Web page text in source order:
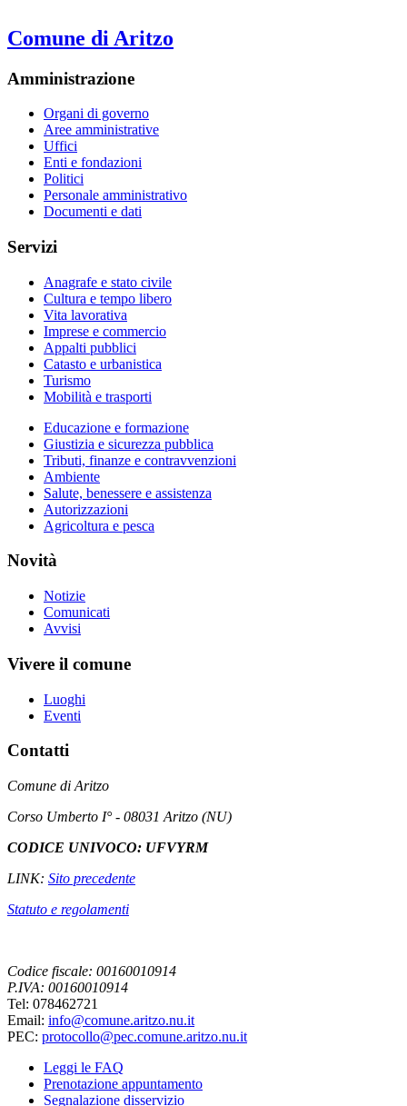
Comune di Aritzo
Amministrazione
Organi di governo
Aree amministrative
Uffici
Enti e fondazioni
Politici
Personale amministrativo
Documenti e dati
Servizi
Anagrafe e stato civile
Cultura e tempo libero
Vita lavorativa
Imprese e commercio
Appalti pubblici
Catasto e urbanistica
Turismo
Mobilità e trasporti
Educazione e formazione
Giustizia e sicurezza pubblica
Tributi, finanze e contravvenzioni
Ambiente
Salute, benessere e assistenza
Autorizzazioni
Agricoltura e pesca
Novità
Notizie
Comunicati
Avvisi
Vivere il comune
Luoghi
Eventi
Contatti
Comune di Aritzo
Corso Umberto I° - 08031 Aritzo (NU)
CODICE UNIVOCO: UFVYRM
LINK: Sito precedente
Statuto e regolamenti
Codice fiscale: 00160010914
P.IVA: 00160010914
Tel: 078462721
Email: info@comune.aritzo.nu.it
PEC: protocollo@pec.comune.aritzo.nu.it
Leggi le FAQ
Prenotazione appuntamento
Segnalazione disservizio